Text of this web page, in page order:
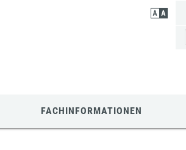
FACHINFORMATIONEN